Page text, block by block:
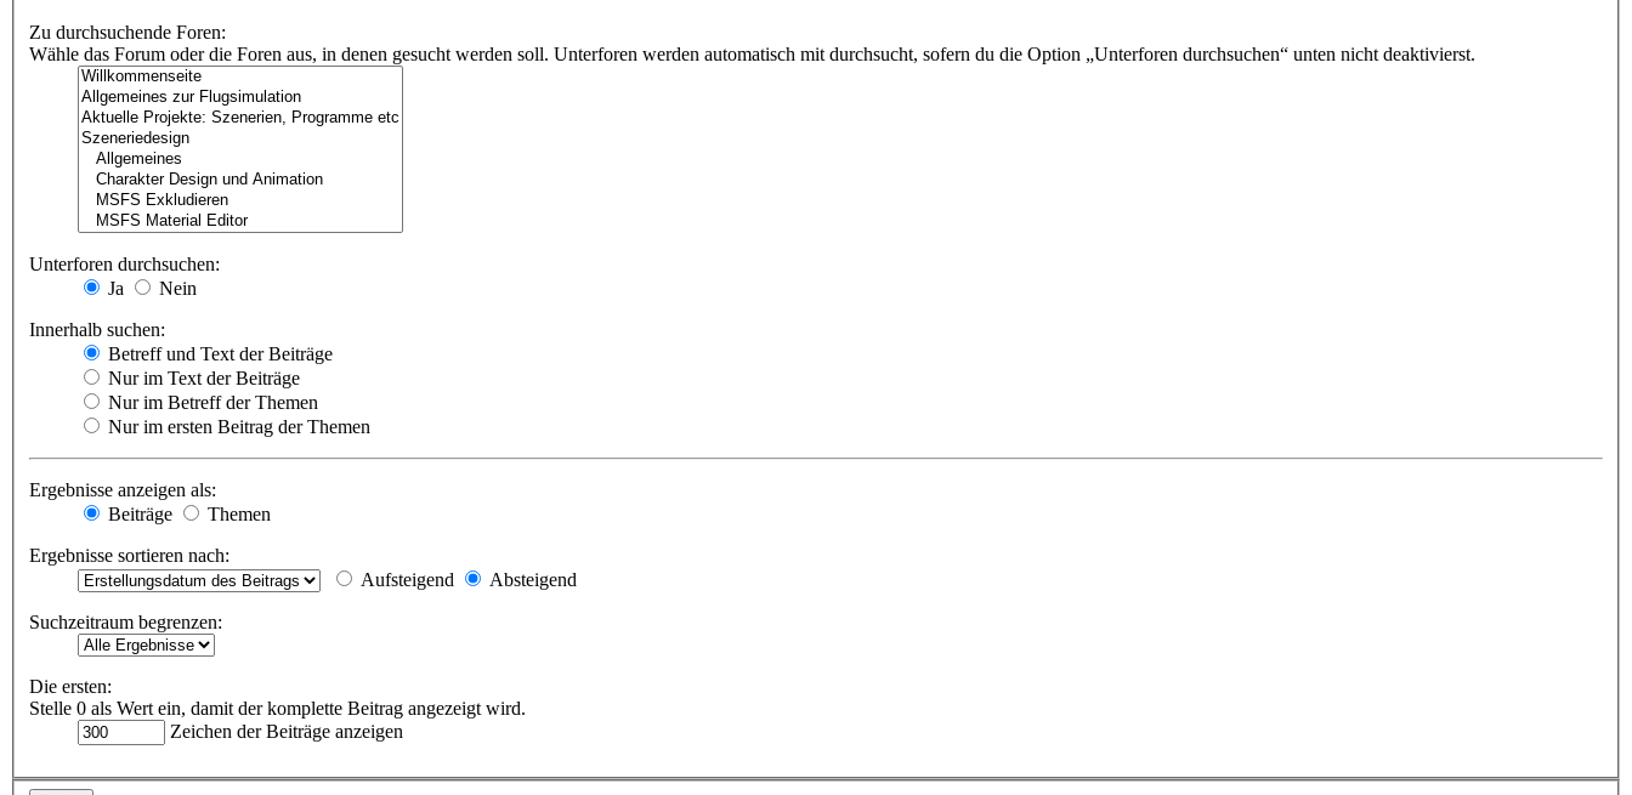
Zu durchsuchende Foren:
Wähle das Forum oder die Foren aus, in denen gesucht werden soll. Unterforen werden automatisch mit durchsucht, sofern du die Option „Unterforen durchsuchen“ unten nicht deaktivierst.
Unterforen durchsuchen:
Ja
Nein
Innerhalb suchen:
Betreff und Text der Beiträge
Nur im Text der Beiträge
Nur im Betreff der Themen
Nur im ersten Beitrag der Themen
Ergebnisse anzeigen als:
Beiträge
Themen
Ergebnisse sortieren nach:
Aufsteigend
Absteigend
Suchzeitraum begrenzen:
Die ersten:
Stelle 0 als Wert ein, damit der komplette Beitrag angezeigt wird.
Zeichen der Beiträge anzeigen